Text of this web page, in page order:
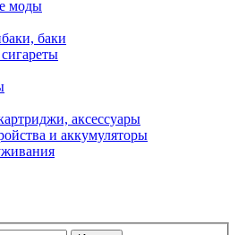
моды
баки
аксессуары
и аккумуляторы